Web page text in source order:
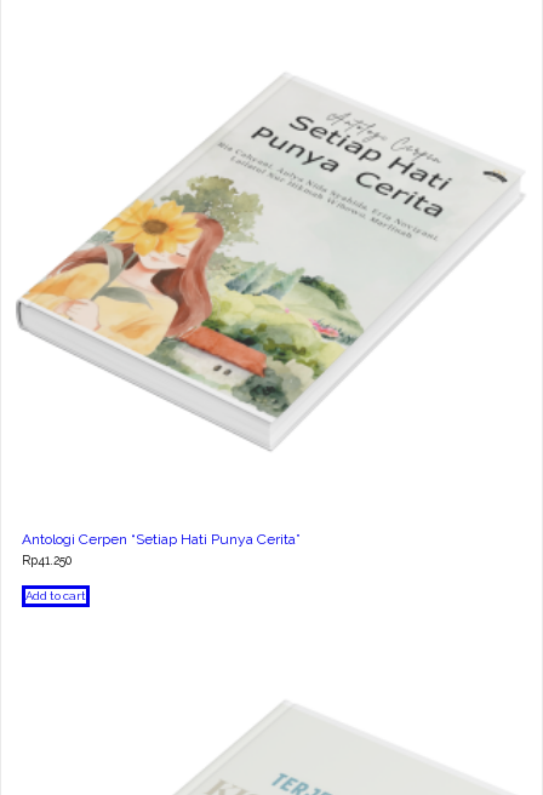
Antologi Cerpen “Setiap Hati Punya Cerita”
Rp41.250
Add to cart